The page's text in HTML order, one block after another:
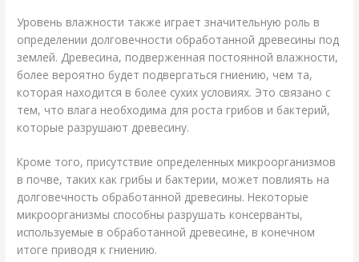
Уровень влажности также играет значительную роль в
определении долговечности обработанной древесины под
землей. Древесина, подверженная постоянной влажности,
более вероятно будет подвергаться гниению, чем та,
которая находится в более сухих условиях. Это связано с
тем, что влага необходима для роста грибов и бактерий,
которые разрушают древесину.
Кроме того, присутствие определенных микроорганизмов
в почве, таких как грибы и бактерии, может повлиять на
долговечность обработанной древесины. Некоторые
микроорганизмы способны разрушать консерванты,
используемые в обработанной древесине, в конечном
итоге приводя к гниению.